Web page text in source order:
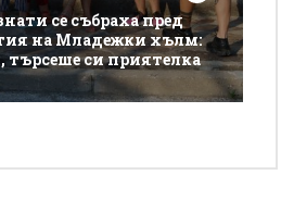
се събраха пред
на Младежки хълм:
търсеше си приятелка